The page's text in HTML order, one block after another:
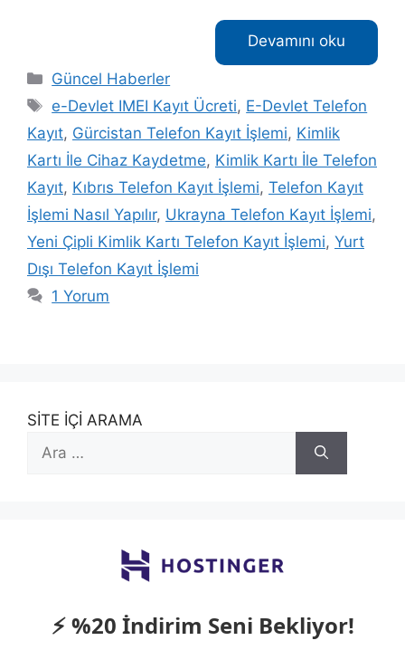
Devamını oku
Kategoriler
Güncel Haberler
Etiketler
e-Devlet IMEI Kayıt Ücreti, E-Devlet Telefon
Kayıt, Gürcistan Telefon Kayıt İşlemi, Kimlik
Kartı İle Cihaz Kaydetme, Kimlik Kartı İle Telefon
Kayıt, Kıbrıs Telefon Kayıt İşlemi, Telefon Kayıt
İşlemi Nasıl Yapılır, Ukrayna Telefon Kayıt İşlemi,
Yeni Çipli Kimlik Kartı Telefon Kayıt İşlemi, Yurt
Dışı Telefon Kayıt İşlemi
1 Yorum
SİTE İÇİ ARAMA
ara
⚡ %20 İndirim Seni Bekliyor!